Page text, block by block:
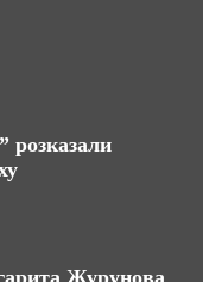
розказали